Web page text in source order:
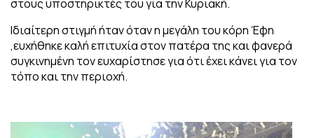
στους υποστηρικτές του για την Κυριακή.
Ιδιαίτερη στιγμή ήταν όταν η μεγάλη του κόρη Έφη
,ευχήθηκε καλή επιτυχία στον πατέρα της και φανερά
συγκινημένη τον ευχαρίστησε για ότι έχει κάνει για τον
τόπο και την περιοχή.